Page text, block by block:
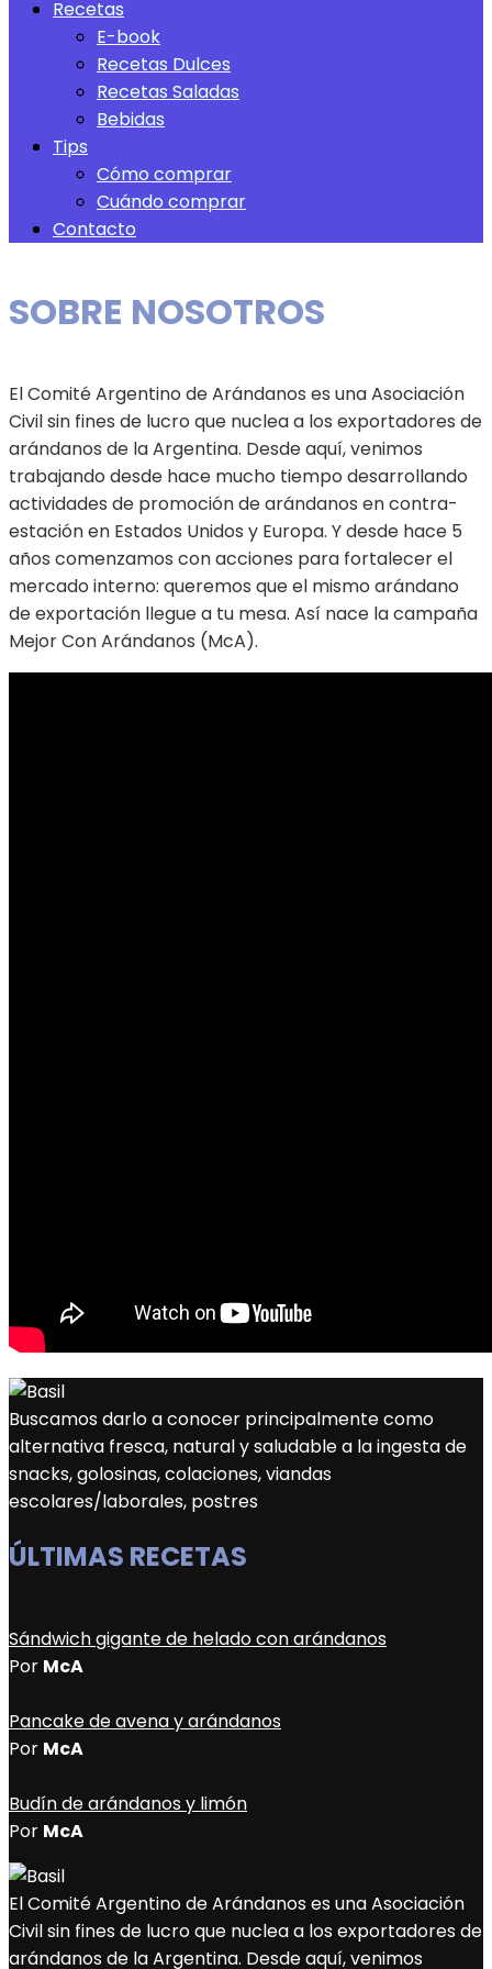
Recetas
E-book
Recetas Dulces
Recetas Saladas
Bebidas
Tips
Cómo comprar
Cuándo comprar
Contacto
Recetas
E-book
Recetas Dulces
Recetas Saladas
Bebidas
Tips
Cómo comprar
Cuándo comprar
Contacto
SOBRE NOSOTROS
El Comité Argentino de Arándanos es una Asociación
Civil sin fines de lucro que nuclea a los exportadores de
arándanos de la Argentina. Desde aquí, venimos
trabajando desde hace mucho tiempo desarrollando
actividades de promoción de arándanos en contra-
estación en Estados Unidos y Europa. Y desde hace 5
años comenzamos con acciones para fortalecer el
mercado interno: queremos que el mismo arándano
de exportación llegue a tu mesa. Así nace la campaña
Mejor Con Arándanos (McA).
Buscamos darlo a conocer principalmente como
alternativa fresca, natural y saludable a la ingesta de
snacks, golosinas, colaciones, viandas
escolares/laborales, postres
ÚLTIMAS RECETAS
Sándwich gigante de helado con arándanos
Por McA
Pancake de avena y arándanos
Por McA
Budín de arándanos y limón
Por McA
El Comité Argentino de Arándanos es una Asociación
Civil sin fines de lucro que nuclea a los exportadores de
arándanos de la Argentina. Desde aquí, venimos